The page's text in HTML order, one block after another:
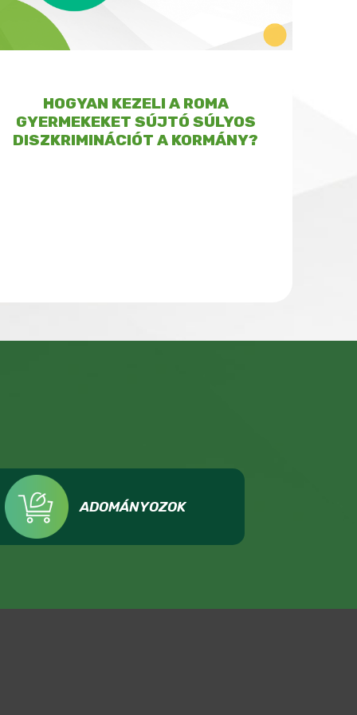
HOGYAN KEZELI A ROMA
GYERMEKEKET SÚJTÓ SÚLYOS
DISZKRIMINÁCIÓT A KORMÁNY?
ADOMÁNYOZOK